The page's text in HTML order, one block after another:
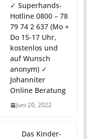
✓ Superhands-
Hotline 0800 – 78
79 74 2 637 (Mo +
Do 15-17 Uhr,
kostenlos und
auf Wunsch
anonym) ✓
Johanniter
Online Beratung
Juni 20, 2022
Das Kinder-